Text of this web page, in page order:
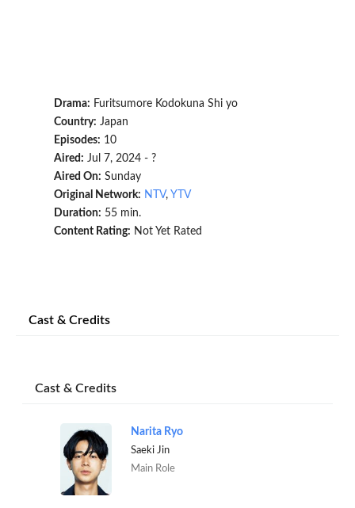
Drama: Furitsumore Kodokuna Shi yo
Country: Japan
Episodes: 10
Aired: Jul 7, 2024 - ?
Aired On: Sunday
Original Network: NTV,YTV
Duration: 55 min.
Content Rating: Not Yet Rated
Cast & Credits
Cast & Credits
Narita Ryo
Saeki Jin
Main Role